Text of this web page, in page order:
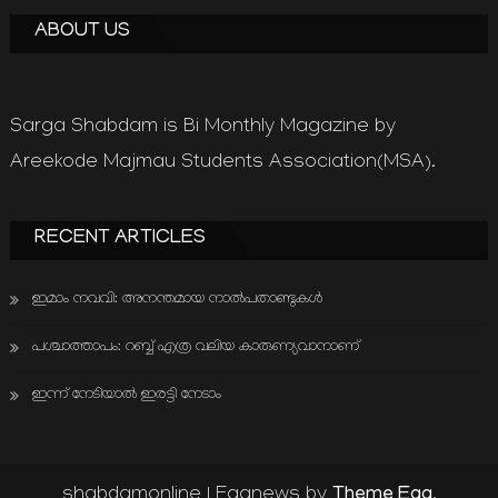
ABOUT US
Sarga Shabdam is Bi Monthly Magazine by
Areekode Majmau Students Association(MSA).
RECENT ARTICLES
ഇമാം നവവി: അനന്തമായ നാൽപതാണ്ടുകൾ
പശ്ചാത്താപം: റബ്ബ് എത്ര വലിയ കാരുണ്യവാനാണ്
ഇന്ന് നേടിയാൽ ഇരട്ടി നേടാം